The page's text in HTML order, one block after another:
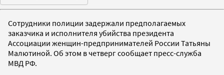
Сотрудники полиции задержали предполагаемых
заказчика и исполнителя убийства президента
Ассоциации женщин-предпринимателей России Татьяны
Малютиной. Об этом в четверг сообщает пресс-служба
МВД РФ.